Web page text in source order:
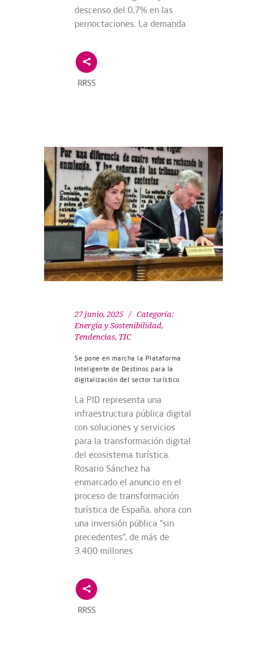
descenso del 0,7% en las
pernoctaciones. La demanda
RRSS
27 junio, 2025
Categoría:
Energía y Sostenibilidad,
Tendencias, TIC
Se pone en marcha la Plataforma
Inteligente de Destinos para la
digitalización del sector turístico
La PID representa una
infraestructura pública digital
con soluciones y servicios
para la transformación digital
del ecosistema turística.
Rosario Sánchez ha
enmarcado el anuncio en el
proceso de transformación
turística de España, ahora con
una inversión pública “sin
precedentes”, de más de
3.400 millones
RRSS